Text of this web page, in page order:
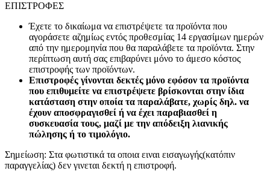
ΕΠΙΣΤΡΟΦΕΣ
Έχετε το δικαίωμα να επιστρέψετε τα προϊόντα που
αγοράσετε αζημίως εντός προθεσμίας 14 εργασίμων ημερών
από την ημερομηνία που θα παραλάβετε τα προϊόντα. Στην
περίπτωση αυτή σας επιβαρύνει μόνο το άμεσο κόστος
επιστροφής των προϊόντων.
Επιστροφές γίνονται δεκτές μόνο εφόσον τα προϊόντα
που επιθυμείτε να επιστρέψετε βρίσκονται στην ίδια
κατάσταση στην οποία τα παραλάβατε, χωρίς δηλ. να
έχουν αποσφραγισθεί ή να έχει παραβιασθεί η
συσκευασία τους, μαζί με την απόδειξη λιανικής
πώλησης ή το τιμολόγιο.
Σημείωση: Στα φωτιστικά τα οποια ειναι εισαγωγής(κατόπιν
παραγγελίας) δεν γινεται δεκτή η επιστροφή.